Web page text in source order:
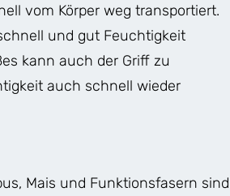
vom Körper weg transportiert.
und gut Feuchtigkeit
kann auch der Griff zu
auch schnell wieder
Mais und Funktionsfasern sind